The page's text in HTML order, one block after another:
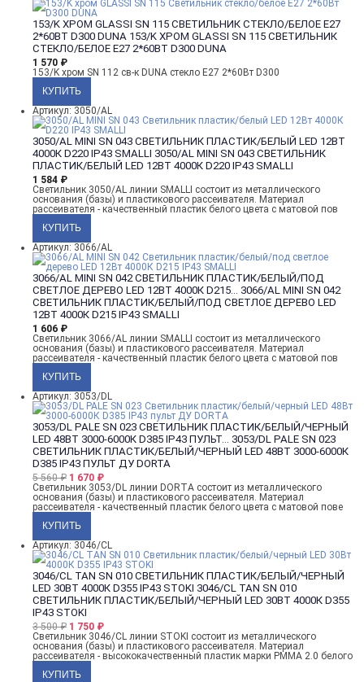
153/K ХРОМ GLASSI SN 115 СВЕТИЛЬНИК СТЕКЛО/БЕЛОЕ E27
2*60ВТ D300 DUNA 153/K ХРОМ GLASSI SN 115 СВЕТИЛЬНИК
СТЕКЛО/БЕЛОЕ E27 2*60ВТ D300 DUNA
1 570 ₽
153/K хром SN 112 св-к DUNA стекло E27 2*60Вт D300
Артикул: 3050/AL
3050/AL MINI SN 043 СВЕТИЛЬНИК ПЛАСТИК/БЕЛЫЙ LED 12ВТ
4000К D220 IP43 SMALLI 3050/AL MINI SN 043 СВЕТИЛЬНИК
ПЛАСТИК/БЕЛЫЙ LED 12ВТ 4000К D220 IP43 SMALLI
1 584 ₽
Светильник 3050/AL линии SMALLI состоит из металлического
основания (базы) и пластикового рассеивателя. Материал
рассеивателя - качественный пластик белого цвета с матовой пов
Артикул: 3066/AL
3066/AL MINI SN 042 СВЕТИЛЬНИК ПЛАСТИК/БЕЛЫЙ/ПОД
СВЕТЛОЕ ДЕРЕВО LED 12ВТ 4000К D215...
3066/AL MINI SN 042
СВЕТИЛЬНИК ПЛАСТИК/БЕЛЫЙ/ПОД СВЕТЛОЕ ДЕРЕВО LED
12ВТ 4000К D215 IP43 SMALLI
1 606 ₽
Светильник 3066/AL линии SMALLI состоит из металлического
основания (базы) и пластикового рассеивателя. Материал
рассеивателя - качественный пластик белого цвета с матовой пов
Артикул: 3053/DL
3053/DL PALE SN 023 СВЕТИЛЬНИК ПЛАСТИК/БЕЛЫЙ/ЧЕРНЫЙ
LED 48ВТ 3000-6000К D385 IP43 ПУЛЬТ...
3053/DL PALE SN 023
СВЕТИЛЬНИК ПЛАСТИК/БЕЛЫЙ/ЧЕРНЫЙ LED 48ВТ 3000-6000К
D385 IP43 ПУЛЬТ ДУ DORTA
5 560₽ 1 670 ₽
Светильник 3053/DL линии DORTA состоит из металлического
основания (базы) и пластикового рассеивателя. Материал
рассеивателя - качественный пластик белого цвета с матовой пове
Артикул: 3046/CL
3046/CL TAN SN 010 СВЕТИЛЬНИК ПЛАСТИК/БЕЛЫЙ/ЧЕРНЫЙ
LED 30ВТ 4000К D355 IP43 STOKI 3046/CL TAN SN 010
СВЕТИЛЬНИК ПЛАСТИК/БЕЛЫЙ/ЧЕРНЫЙ LED 30ВТ 4000К D355
IP43 STOKI
3 500₽ 1 750 ₽
Светильник 3046/CL линии STOKI состоит из металлического
основания (базы) и пластикового рассеивателя. Материал
рассеивателя - высококачественный пластик марки PMMA 2.0 белого